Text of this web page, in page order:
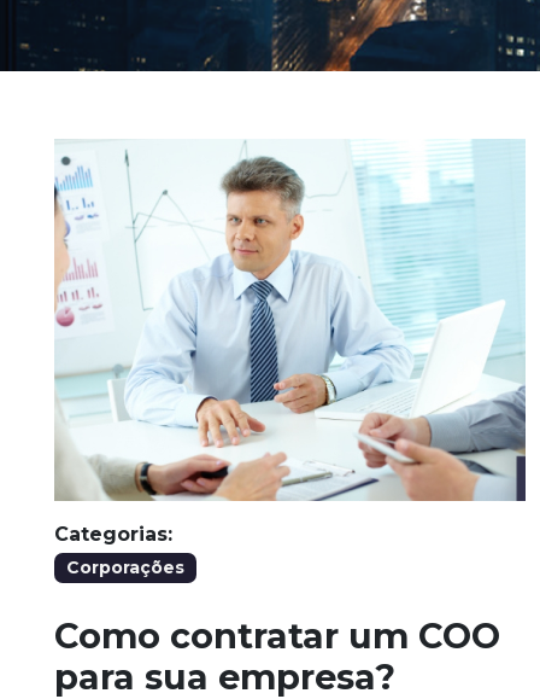
Categorias:
Corporações
Como contratar um COO
para sua empresa?